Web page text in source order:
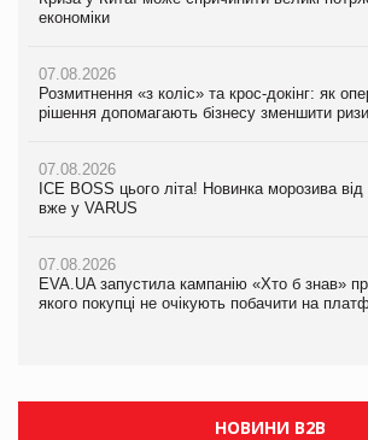
економіки
07.08.2026
Розмитнення «з коліс» та крос-докінг: як
рішення допомагають бізнесу зменшити
07.08.2026
ICE BOSS цього літа! Новинка морозива
вже у VARUS
07.08.2026
EVA.UA запустила кампанію «Хто б знав»
якого покупці не очікують побачити на
економіки
07.08.2026
Розмитнення «з коліс» та крос-докінг: як
рішення допомагають бізнесу зменшити
07.08.2026
ICE BOSS цього літа! Новинка морозива
вже у VARUS
07.08.2026
EVA.UA запустила кампанію «Хто б знав»
якого покупці не очікують побачити на
економіки
07.08.2026
Kraft Heinz скоротила збиток у першому
Продажі Hugo Boss впали на 9%
НОВИНИ B2B